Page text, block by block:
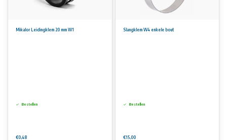
Mikalor Leidingklem 20 mm W1
Bestellen
€0,48
Slangklem W4 enkele bout
Bestellen
€15,00